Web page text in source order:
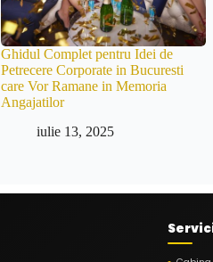
Ghidul Complet pentru Idei de
Petrecere Corporate in Bucuresti
care Vor Ramane in Memoria
Angajatilor
iulie 13, 2025